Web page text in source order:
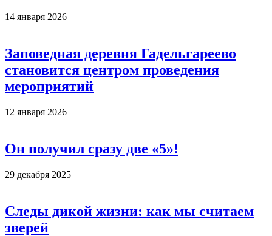
14 января 2026
Заповедная деревня Гадельгареево
становится центром проведения
мероприятий
12 января 2026
Он получил сразу две «5»!
29 декабря 2025
Следы дикой жизни: как мы считаем
зверей